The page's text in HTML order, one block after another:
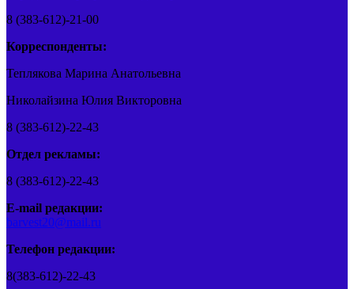
8 (383-612)-21-00
Корреспонденты:
Теплякова Марина Анатольевна
Николайзина Юлия Викторовна
8 (383-612)-22-43
Отдел рекламы:
8 (383-612)-22-43
E-mail редакции:
barvest20@mail.ru
Телефон редакции:
8(383-612)-22-43